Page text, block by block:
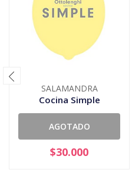
SALAMANDRA
Cocina Simple
AGOTADO
$30.000